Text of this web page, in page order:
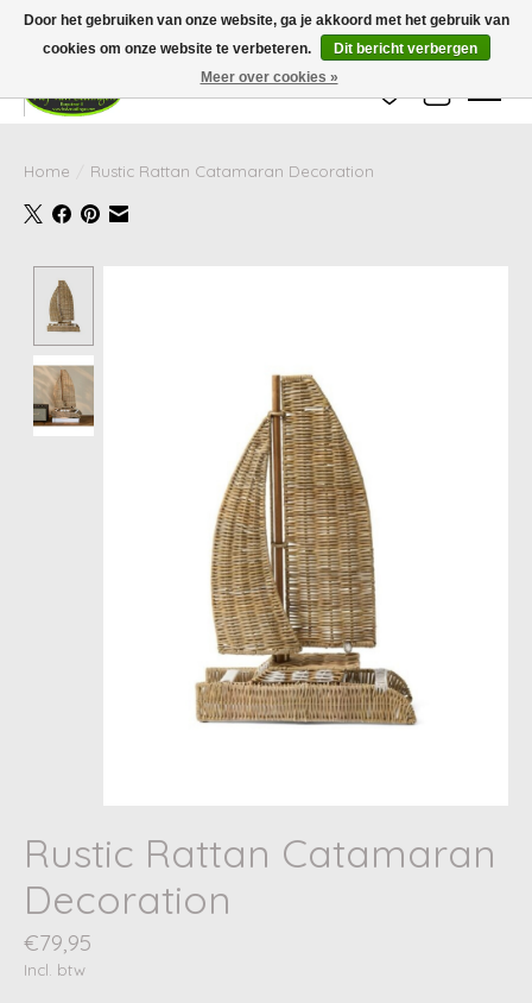
Wij zijn gesloten van 24 december tot en met 25 januari. Houd er rekening mee
dat de levertijd van uw bestelling in deze periode langer kan zijn dan
gebruikelijk.
Verlanglijst
Home Rustic Rattan Catamaran Decoration
Rustic Rattan Catamaran
Decoration
€79,95
Incl. btw
Door het gebruiken van onze website, ga je akkoord met het gebruik van
cookies om onze website te verbeteren.
Dit bericht verbergen
Meer over cookies »